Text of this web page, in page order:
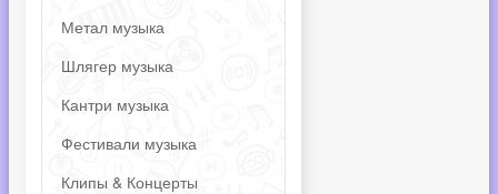
Метал музыка
Шлягер музыка
Кантри музыка
Фестивали музыка
Клипы & Концерты